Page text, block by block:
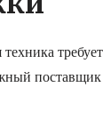
поставщик